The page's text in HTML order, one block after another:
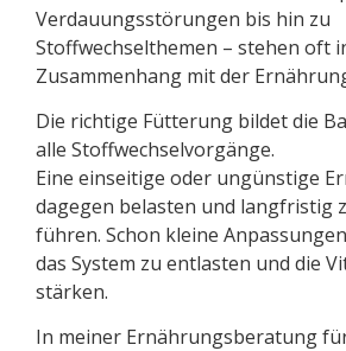
Verdauungsstörungen bis hin zu
Stoffwechselthemen – stehen oft
Zusammenhang mit der
Die richtige Fütterung bildet die
alle Stoffwechselvorgänge.
Eine einseitige oder ungünstige
dagegen belasten und langfristig
führen. Schon kleine
das System zu entlasten und die
stärken.
In meiner Ernährungsberatung